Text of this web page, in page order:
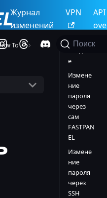
Журнал
изменений
VPN
API
Поиск
To
Введени
е
Измене
ние
пароля
через
сам
FASTPAN
EL
Измене
ние
пароля
через
SSH